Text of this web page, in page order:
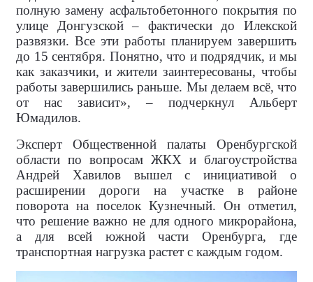
полную замену асфальтобетонного покрытия по
улице Донгузской – фактически до Илекской
развязки. Все эти работы планируем завершить
до 15 сентября. Понятно, что и подрядчик, и мы
как заказчики, и жители заинтересованы, чтобы
работы завершились раньше. Мы делаем всё, что
от нас зависит», – подчеркнул Альберт
Юмадилов.
Эксперт Общественной палаты Оренбургской
области по вопросам ЖКХ и благоустройства
Андрей Хавилов вышел с инициативой о
расширении дороги на участке в районе
поворота на поселок Кузнечный. Он отметил,
что решение важно не для одного микрорайона,
а для всей южной части Оренбурга, где
транспортная нагрузка растет с каждым годом.